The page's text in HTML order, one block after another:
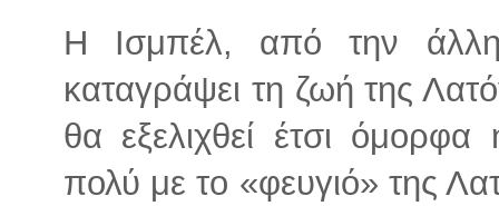
Η Ισμπέλ, από την
καταγράψει τη ζωή της
θα εξελιχθεί έτσι
πολύ με το «φευγιό» της